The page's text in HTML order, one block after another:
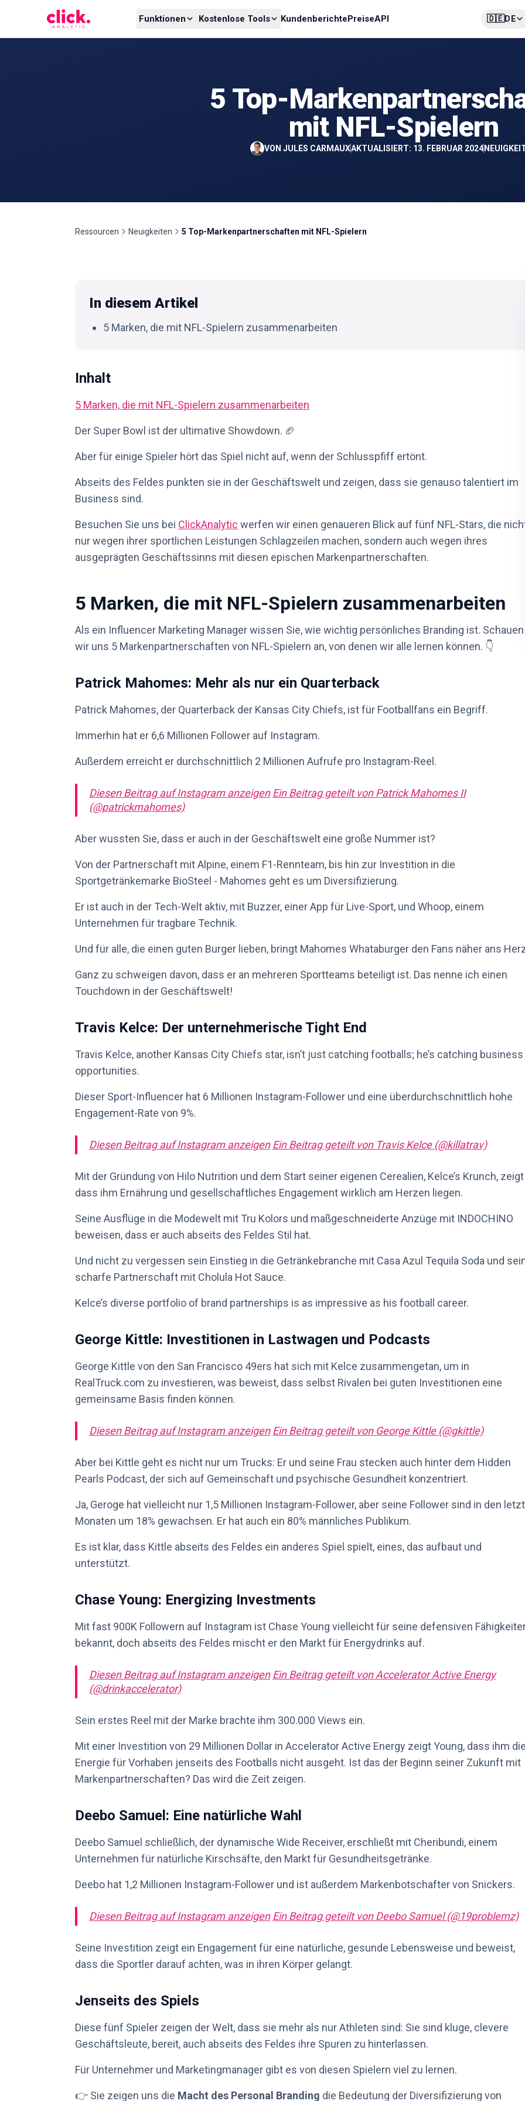
Funktionen Kostenlose Tools KundenberichtePreiseAPI 🇩🇪DE
5 Top-
mit NFL-Spielern
VON JULES CARMAUXAKTUALISIERT: 13. FEBRUAR 2024
Ressourcen Neuigkeiten 5 Top-Markenpartnerschaften mit NFL-Spielern
In diesem Artikel
5 Marken, die mit NFL-Spielern zusammenarbeiten
Inhalt
5 Marken, die mit NFL-Spielern zusammenarbeiten
Der Super Bowl ist der ultimative Showdown. 🏈
Aber für einige Spieler hört das Spiel nicht auf, wenn der Schlusspfiff ertönt.
Abseits des Feldes punkten sie in der Geschäftswelt und zeigen, dass sie genauso talentiert im
Business sind.
Besuchen Sie uns bei ClickAnalytic werfen wir einen genaueren Blick auf fünf NFL-Stars, die
nur wegen ihrer sportlichen Leistungen Schlagzeilen machen, sondern auch wegen ihres
ausgeprägten Geschäftssinns mit diesen epischen Markenpartnerschaften.
5 Marken, die mit NFL-Spielern zusammenarbeiten
Als ein Influencer Marketing Managerwissen Sie, wie wichtig persönliches Branding ist. Schauen
wir uns 5 Markenpartnerschaften von NFL-Spielern an, von denen wir alle lernen können. 👇
Patrick Mahomes: Mehr als nur ein Quarterback
Patrick Mahomes, der Quarterback der Kansas City Chiefs, ist für Footballfans ein Begriff.
Immerhin hat er 6,6 Millionen Follower auf Instagram.
Außerdem erreicht er durchschnittlich 2 Millionen Aufrufe pro Instagram-Reel.
Diesen Beitrag auf Instagram anzeigen Ein Beitrag geteilt von Patrick Mahomes II
(@patrickmahomes)
Aber wussten Sie, dass er auch in der Geschäftswelt eine große Nummer ist?
Von der Partnerschaft mit Alpine, einem F1-Rennteam, bis hin zur Investition in die
Sportgetränkemarke BioSteel - Mahomes geht es um Diversifizierung.
Er ist auch in der Tech-Welt aktiv, mit Buzzer, einer App für Live-Sport, und Whoop, einem
Unternehmen für tragbare Technik.
Und für alle, die einen guten Burger lieben, bringt Mahomes Whataburger den Fans näher ans
Ganz zu schweigen davon, dass er an mehreren Sportteams beteiligt ist. Das nenne ich einen
Touchdown in der Geschäftswelt!
Travis Kelce: Der unternehmerische Tight End
Travis Kelce, another Kansas City Chiefs star, isn’t just catching footballs; he’s catching business
opportunities.
Dieser Sport-Influencer hat 6 Millionen Instagram-Follower und eine überdurchschnittlich hohe
Engagement-Rate von 9%.
Diesen Beitrag auf Instagram anzeigen Ein Beitrag geteilt von Travis Kelce (@killatrav)
Mit der Gründung von Hilo Nutrition und dem Start seiner eigenen Cerealien, Kelce’s Krunch, zeigt
dass ihm Ernährung und gesellschaftliches Engagement wirklich am Herzen liegen.
Seine Ausflüge in die Modewelt mit Tru Kolors und maßgeschneiderte Anzüge mit INDOCHINO
beweisen, dass er auch abseits des Feldes Stil hat.
Und nicht zu vergessen sein Einstieg in die Getränkebranche mit Casa Azul Tequila Soda und
scharfe Partnerschaft mit Cholula Hot Sauce.
Kelce’s diverse portfolio of brand partnerships is as impressive as his football career.
George Kittle: Investitionen in Lastwagen und Podcasts
George Kittle von den San Francisco 49ers hat sich mit Kelce zusammengetan, um in
RealTruck.com zu investieren, was beweist, dass selbst Rivalen bei guten Investitionen eine
gemeinsame Basis finden können.
Diesen Beitrag auf Instagram anzeigen Ein Beitrag geteilt von George Kittle (@gkittle)
Aber bei Kittle geht es nicht nur um Trucks: Er und seine Frau stecken auch hinter dem Hidden
Pearls Podcast, der sich auf Gemeinschaft und psychische Gesundheit konzentriert.
Ja, Geroge hat vielleicht nur 1,5 Millionen Instagram-Follower, aber seine Follower sind in den
Monaten um 18% gewachsen. Er hat auch ein 80% männliches Publikum.
Es ist klar, dass Kittle abseits des Feldes ein anderes Spiel spielt, eines, das aufbaut und
unterstützt.
Chase Young: Energizing Investments
Mit fast 900K Followern auf Instagram ist Chase Young vielleicht für seine defensiven
bekannt, doch abseits des Feldes mischt er den Markt für Energydrinks auf.
Diesen Beitrag auf Instagram anzeigen Ein Beitrag geteilt von Accelerator Active Energy
(@drinkaccelerator)
Sein erstes Reel mit der Marke brachte ihm 300.000 Views ein.
Mit einer Investition von 29 Millionen Dollar in Accelerator Active Energy zeigt Young, dass ihm
Energie für Vorhaben jenseits des Footballs nicht ausgeht. Ist das der Beginn seiner Zukunft mit
Markenpartnerschaften? Das wird die Zeit zeigen.
Deebo Samuel: Eine natürliche Wahl
Deebo Samuel schließlich, der dynamische Wide Receiver, erschließt mit Cheribundi, einem
Unternehmen für natürliche Kirschsäfte, den Markt für Gesundheitsgetränke.
Deebo hat 1,2 Millionen Instagram-Follower und ist außerdem Markenbotschafter von Snickers.
Diesen Beitrag auf Instagram anzeigen Ein Beitrag geteilt von Deebo Samuel (@19problemz)
Seine Investition zeigt ein Engagement für eine natürliche, gesunde Lebensweise und beweist,
dass die Sportler darauf achten, was in ihren Körper gelangt.
Jenseits des Spiels
Diese fünf Spieler zeigen der Welt, dass sie mehr als nur Athleten sind: Sie sind kluge, clevere
Geschäftsleute, bereit, auch abseits des Feldes ihre Spuren zu hinterlassen.
Für Unternehmer und Marketingmanager gibt es von diesen Spielern viel zu lernen.
👉 Sie zeigen uns die Macht des Personal Branding die Bedeutung der Diversifizierung von